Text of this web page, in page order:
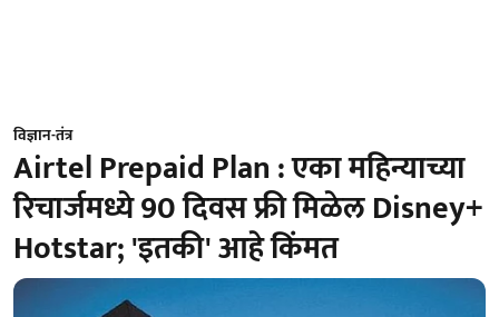
विज्ञान-तंत्र
Airtel Prepaid Plan : एका महिन्याच्या
रिचार्जमध्ये 90 दिवस फ्री मिळेल Disney+
Hotstar; 'इतकी' आहे किंमत